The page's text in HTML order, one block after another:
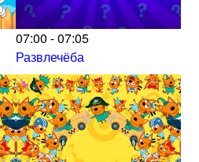
07:00 - 07:05
Развлечёба